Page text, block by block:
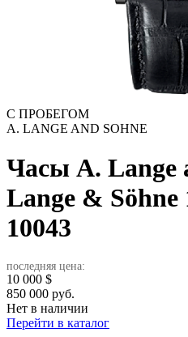
С ПРОБЕГОМ
A. LANGE AND SOHNE
Часы A. Lange
Lange & Söhne
10043
последняя цена:
10 000 $
850 000 руб.
Нет в наличии
Перейти в каталог